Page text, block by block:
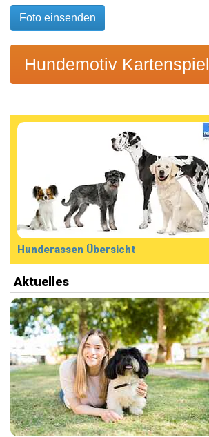
Foto einsenden
Hundemotiv Kartenspiel
Hunderassen Übersicht
Aktuelles